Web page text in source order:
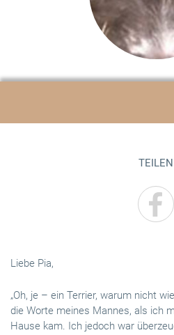
Liebe Pia,
„Oh, je – ein Terrier, warum nicht
die Worte meines Mannes, als ich
Hause kam. Ich jedoch war
TEILEN